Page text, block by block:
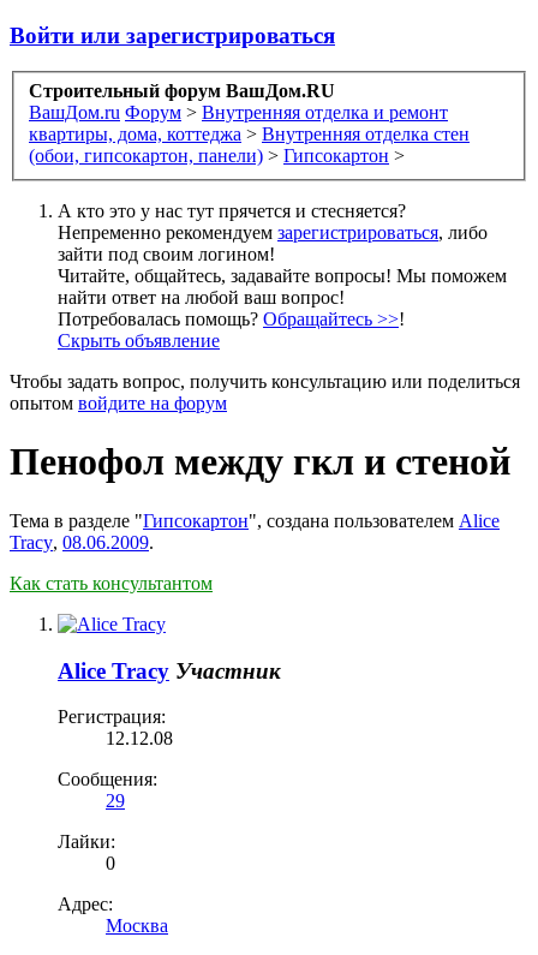
Войти или зарегистрироваться
Строительный форум ВашДом.RU
ВашДом.ru Форум > Внутренняя отделка и ремонт
квартиры, дома, коттеджа > Внутренняя отделка стен
(обои, гипсокартон, панели) > Гипсокартон >
А кто это у нас тут прячется и стесняется?
Непременно рекомендуем зарегистрироваться, либо
зайти под своим логином!
Читайте, общайтесь, задавайте вопросы! Мы поможем
найти ответ на любой ваш вопрос!
Потребовалась помощь? Обращайтесь >>!
Скрыть объявление
Чтобы задать вопрос, получить консультацию или поделиться
опытом войдите на форум
Пенофол между гкл и стеной
Тема в разделе "Гипсокартон", создана пользователем Alice
Tracy, 08.06.2009.
Как стать консультантом
Alice Tracy Участник
Регистрация:
12.12.08
Сообщения:
29
Лайки:
0
Адрес:
Москва